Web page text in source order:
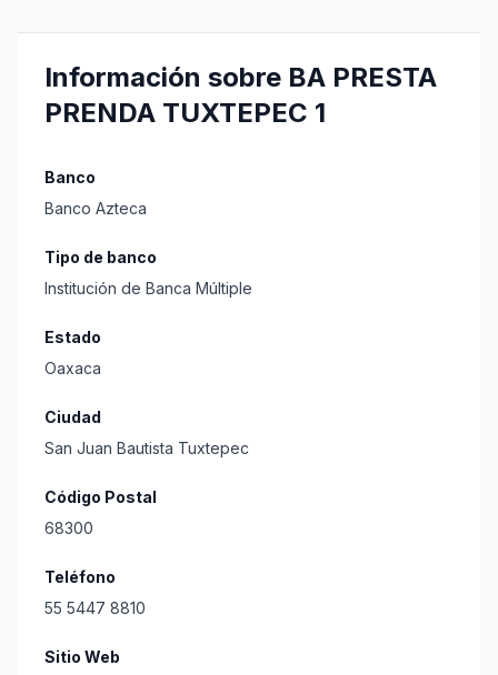
Información sobre BA PRESTA
PRENDA TUXTEPEC 1
Banco
Banco Azteca
Tipo de banco
Institución de Banca Múltiple
Estado
Oaxaca
Ciudad
San Juan Bautista Tuxtepec
Código Postal
68300
Teléfono
55 5447 8810
Sitio Web